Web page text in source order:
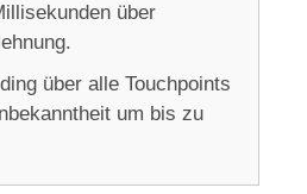
über
über alle Touchpoints
um bis zu